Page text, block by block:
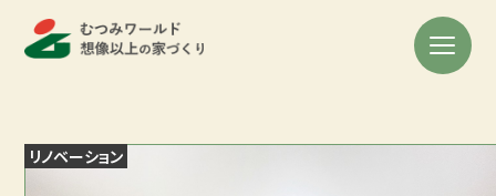
リノベーション